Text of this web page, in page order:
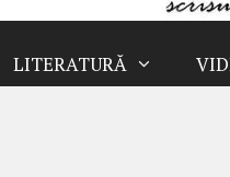
LITERATURĂ